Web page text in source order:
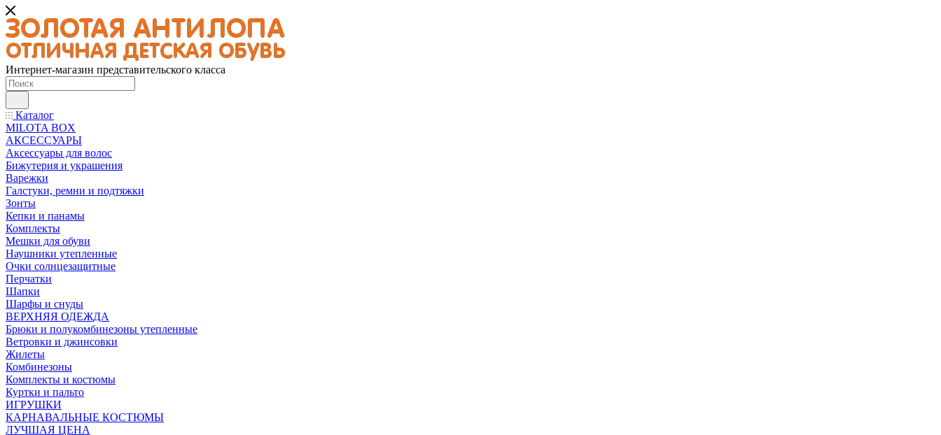
Интернет-магазин представительского класса
Каталог
MILOTA BOX
АКСЕССУАРЫ
Аксессуары для волос
Бижутерия и украшения
Варежки
Галстуки, ремни и подтяжки
Зонты
Кепки и панамы
Комплекты
Мешки для обуви
Наушники утепленные
Очки солнцезащитные
Перчатки
Шапки
Шарфы и снуды
ВЕРХНЯЯ ОДЕЖДА
Брюки и полукомбинезоны утепленные
Ветровки и джинсовки
Жилеты
Комбинезоны
Комплекты и костюмы
Куртки и пальто
ИГРУШКИ
КАРНАВАЛЬНЫЕ КОСТЮМЫ
ЛУЧШАЯ ЦЕНА